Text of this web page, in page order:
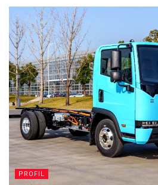
PROFIL